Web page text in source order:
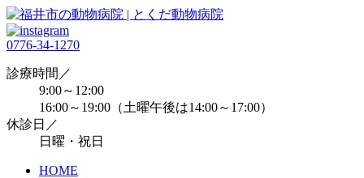
0776-34-1270
診療時間／
9:00～12:00
16:00～19:00（土曜午後は14:00～17:00）
休診日／
日曜・祝日
HOME